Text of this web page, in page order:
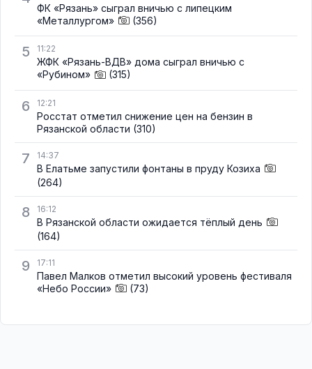
ФК «Рязань» сыграл вничью с липецким
«Металлургом»
(356)
5 11:22
ЖФК «Рязань-ВДВ» дома сыграл вничью с
«Рубином»
(315)
6 12:21
Росстат отметил снижение цен на бензин в
Рязанской области (310)
7 14:37
В Елатьме запустили фонтаны в пруду Козиха
(264)
8 16:12
В Рязанской области ожидается тёплый день
(164)
9 17:11
Павел Малков отметил высокий уровень фестиваля
«Небо России»
(73)